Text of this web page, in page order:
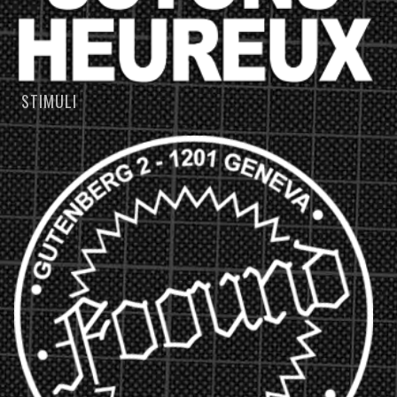
STIMULI